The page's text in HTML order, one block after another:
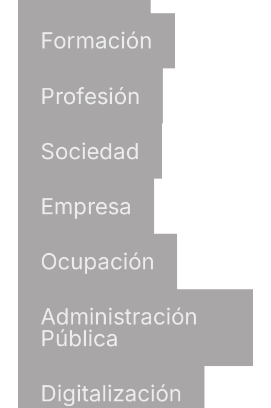
Formación
Profesión
Sociedad
Empresa
Ocupación
Administración
Pública
Digitalización